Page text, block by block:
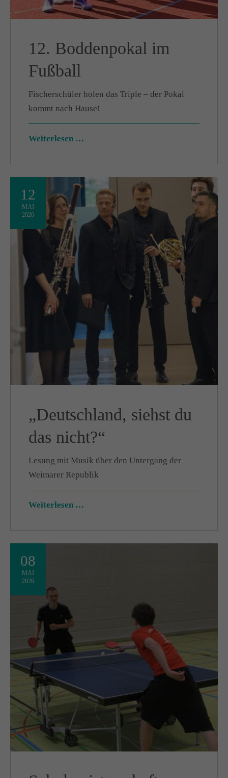
12. Boddenpokal im
Fußball
Fischerschüler holen das Triple – der Pokal
kommt nach Hause!
Weiterlesen …
12
MAI
2026
„Deutschland, siehst du
das nicht?“
Lesung mit Musik über den Untergang der
Weimarer Republik
Weiterlesen …
08
MAI
2026